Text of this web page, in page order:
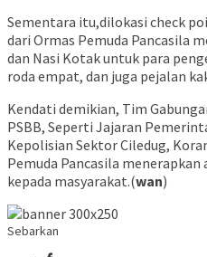
Sementara itu,dilokasi check
dari Ormas Pemuda Pancasila
dan Nasi Kotak untuk para
roda empat, dan juga pejalan
Kendati demikian, Tim
PSBB, Seperti Jajaran
Kepolisian Sektor Ciledug,
Pemuda Pancasila
kepada masyarakat.(wan)
Sebarkan